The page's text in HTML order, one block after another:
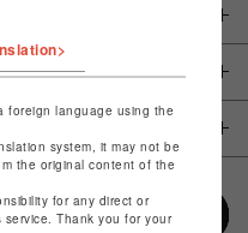
foreign language using the
system, it may not be
the original content of the
for any direct or
Thank you for your